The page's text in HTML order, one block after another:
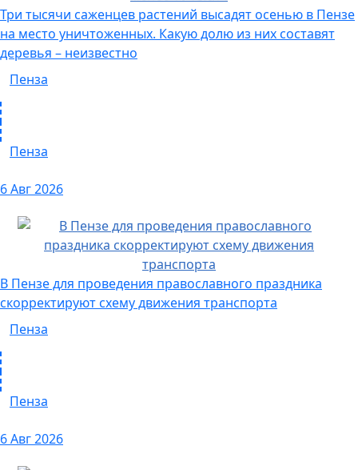
Три тысячи саженцев растений высадят осенью в Пензе
на место уничтоженных. Какую долю из них составят
деревья – неизвестно
Пенза
Пенза
6 Авг 2026
В Пензе для проведения православного праздника
скорректируют схему движения транспорта
Пенза
Пенза
6 Авг 2026